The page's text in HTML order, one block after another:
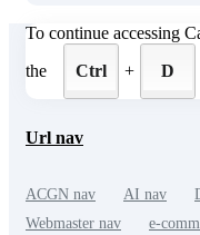
To continue accessing
the
Ctrl + D
Url nav
ACGN nav AI nav
Webmaster nav
e-